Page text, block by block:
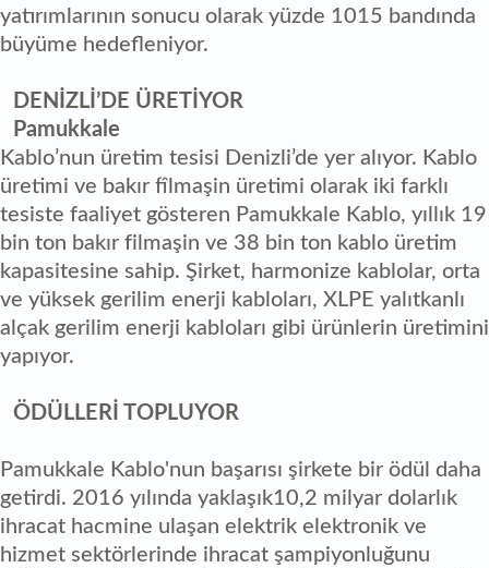
yatırımlarının sonucu olarak yüzde 1015 bandında
büyüme hedefleniyor.
DENİZLİ’DE ÜRETİYOR
Pamukkale
Kablo’nun üretim tesisi Denizli’de yer alıyor. Kablo
üretimi ve bakır fîlmaşin üretimi olarak iki farklı
tesiste faaliyet gösteren Pamukkale Kablo, yıllık 19
bin ton bakır filmaşin ve 38 bin ton kablo üretim
kapasitesine sahip. Şirket, harmonize kablolar, orta
ve yüksek gerilim enerji kabloları, XLPE yalıtkanlı
alçak gerilim enerji kabloları gibi ürünlerin üretimini
yapıyor.
ÖDÜLLERİ TOPLUYOR
Pamukkale Kablo'nun başarısı şirkete bir ödül daha
getirdi. 2016 yılında yaklaşık10,2 milyar dolarlık
ihracat hacmine ulaşan elektrik elektronik ve
hizmet sektörlerinde ihracat şampiyonluğunu